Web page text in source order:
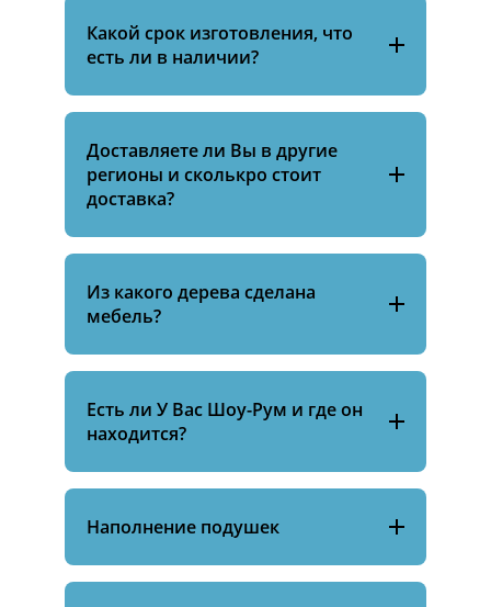
Какой срок изготовления, что
есть ли в наличии?
Доставляете ли Вы в другие
регионы и сколькро стоит
доставка?
Из какого дерева сделана
мебель?
Есть ли У Вас Шоу-Рум и где он
находится?
Наполнение подушек